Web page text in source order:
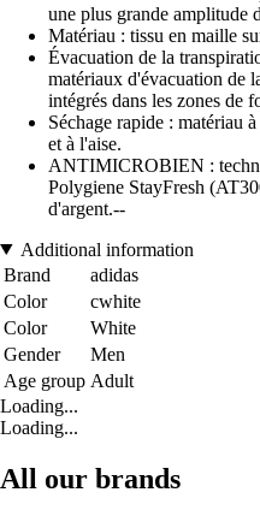
une plus grande amplitude
Matériau : tissu en maille
Évacuation de la
matériaux d'évacuation de
intégrés dans les zones de
Séchage rapide : matériau
et à l'aise.
ANTIMICROBIEN :
Polygiene StayFresh
d'argent.--
Additional information
Brand
adidas
Color
cwhite
Color
White
Gender
Men
Age group Adult
Loading...
Loading...
All our brands